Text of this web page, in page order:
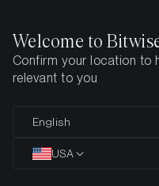
Home Insights Market
El precio de
cae la
Welcome to
Confirm your location to
relevant to you
English
USA